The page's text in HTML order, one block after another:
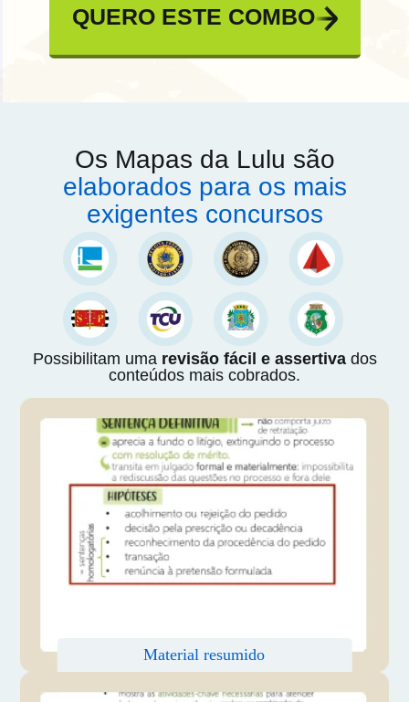
QUERO ESTE COMBO
Os Mapas da Lulu são
elaborados para os mais
exigentes concursos
Possibilitam uma revisão fácil e assertivados
conteúdos mais cobrados.